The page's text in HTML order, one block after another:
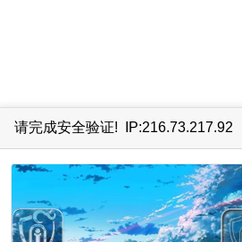
请完成安全验证! IP:216.73.217.92